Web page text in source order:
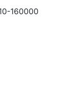
160000